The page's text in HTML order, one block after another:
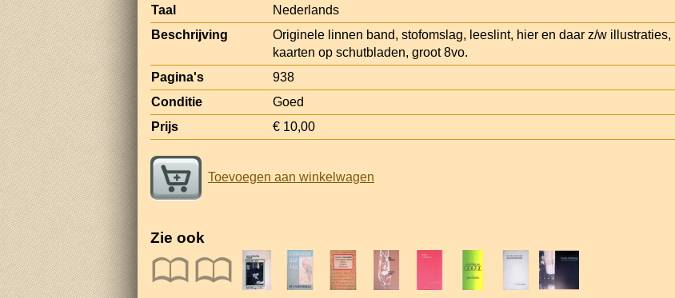
Taal
Nederlands
Beschrijving
Originele linnen band, stofomslag, leeslint, hier en daar z/w illustraties,
kaarten op schutbladen, groot 8vo.
Pagina's
938
Conditie
Goed
Prijs
€ 10,00
Toevoegen aan winkelwagen
Zie ook